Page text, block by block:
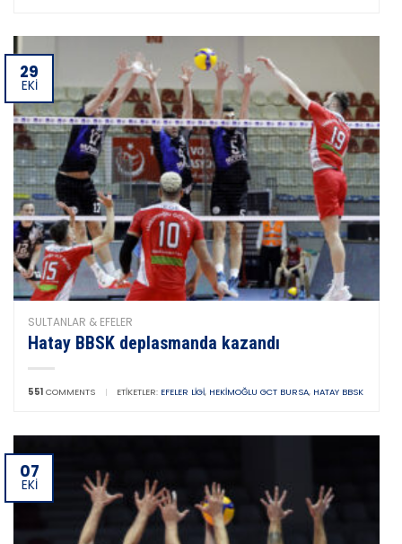
29
EKI
SULTANLAR & EFELER
Hatay BBSK deplasmanda kazandı
551 COMMENTS | ETIKETLER: EFELER LIGI, HEKIMOĞLU GCT BURSA, HATAY BBSK
07
EKI